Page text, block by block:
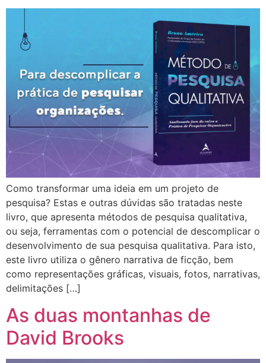
Como transformar uma ideia em um projeto de
pesquisa? Estas e outras dúvidas são tratadas neste
livro, que apresenta métodos de pesquisa qualitativa,
ou seja, ferramentas com o potencial de descomplicar o
desenvolvimento de sua pesquisa qualitativa. Para isto,
este livro utiliza o gênero narrativa de ficção, bem
como representações gráficas, visuais, fotos, narrativas,
delimitações […]
As duas montanhas de
David Brooks